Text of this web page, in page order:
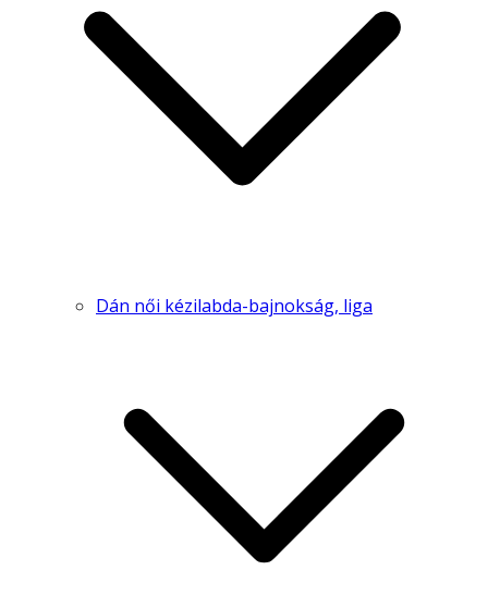
Dán női kézilabda-bajnokság, liga